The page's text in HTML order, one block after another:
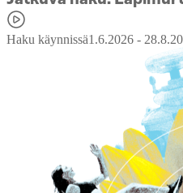
Haku käynnissä1.6.2026 -